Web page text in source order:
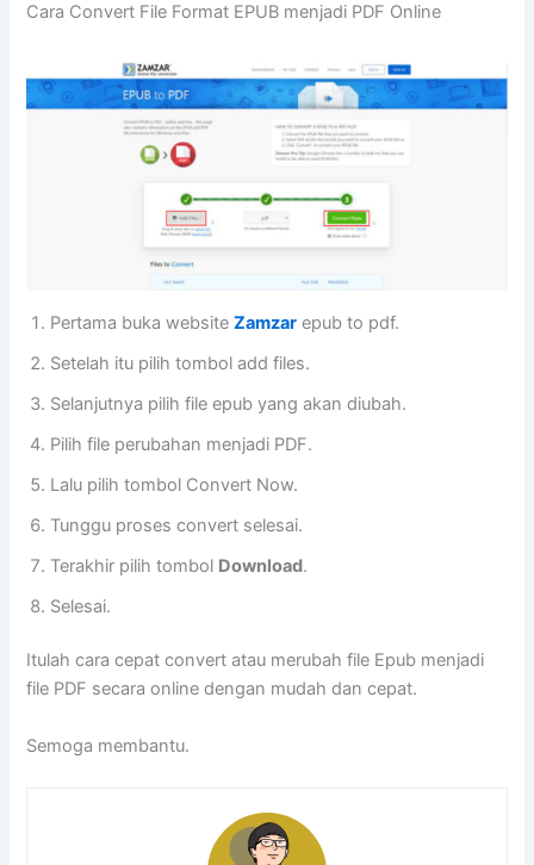
Cara Convert File Format EPUB menjadi PDF Online
Pertama buka websiteZamzar epub to pdf.
Setelah itu pilih tombol add files.
Selanjutnya pilih file epub yang akan diubah.
Pilih file perubahan menjadi PDF.
Lalu pilih tombol Convert Now.
Tunggu proses convert selesai.
Terakhir pilih tombol Download.
Selesai.
Itulah cara cepat convert atau merubah file Epub menjadi
file PDF secara online dengan mudah dan cepat.
Semoga membantu.